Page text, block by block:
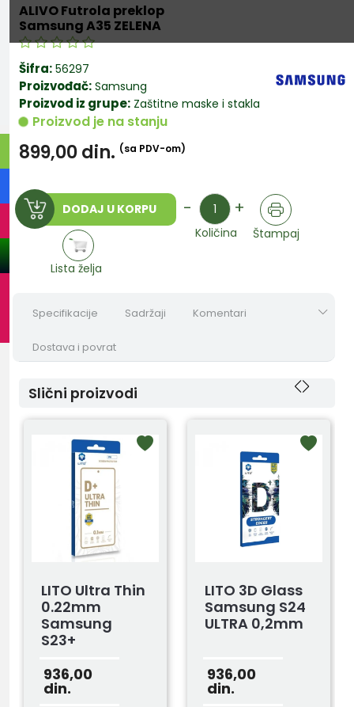
ALIVO Futrola preklop
Samsung A35 ZELENA
Šifra: 56297
Proizvođač: Samsung
Proizvod iz grupe: Zaštitne maske i stakla
Proizvod je na stanju
899,00din. (sa PDV-om)
DODAJ U KORPU - Količina +
Količina Štampaj
Lista želja
Specifikacije Sadržaji Komentari
Dostava i povrat
Slični proizvodi
LITO Ultra Thin
0.22mm
Samsung
S23+
936,00
din.
LITO 3D Glass
Samsung S24
ULTRA 0,2mm
936,00
din.